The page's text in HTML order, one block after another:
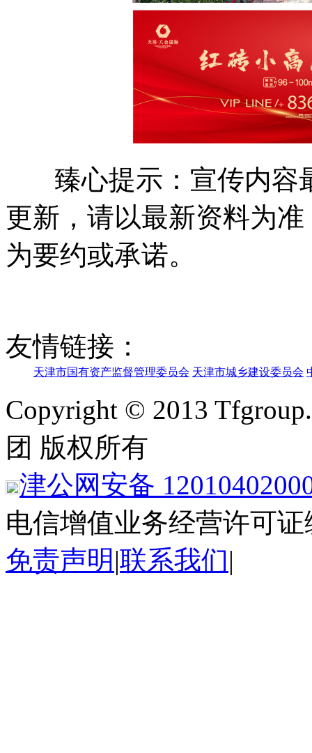
臻心提示：宣传内容
更新，请以最新资料为
为要约或承诺。
友情链接：
天津市国有资产监督管理委员会 天津市城乡建设委员会
Copyright © 2013
团 版权所有
津公网安备
电信增值业务经营许可证
免责声明 |联系我们|